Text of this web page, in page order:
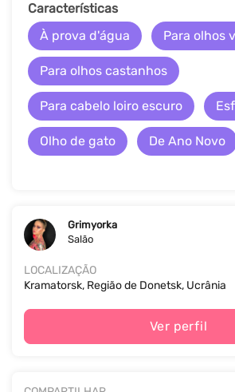
Características
À prova d'água
Para olhos
Para olhos castanhos
Para cabelo loiro escuro
Olho de gato De Ano Novo
Grimyorka
Salão
LOCALIZAÇÃO
Kramatorsk, Região de Donetsk, Ucrânia
Ver perfil